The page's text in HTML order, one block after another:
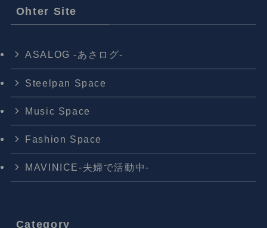
Ohter Site
ASALOG -あさログ-
Steelpan Space
Music Space
Fashion Space
MAVINICE-夫婦で活動中-
Category